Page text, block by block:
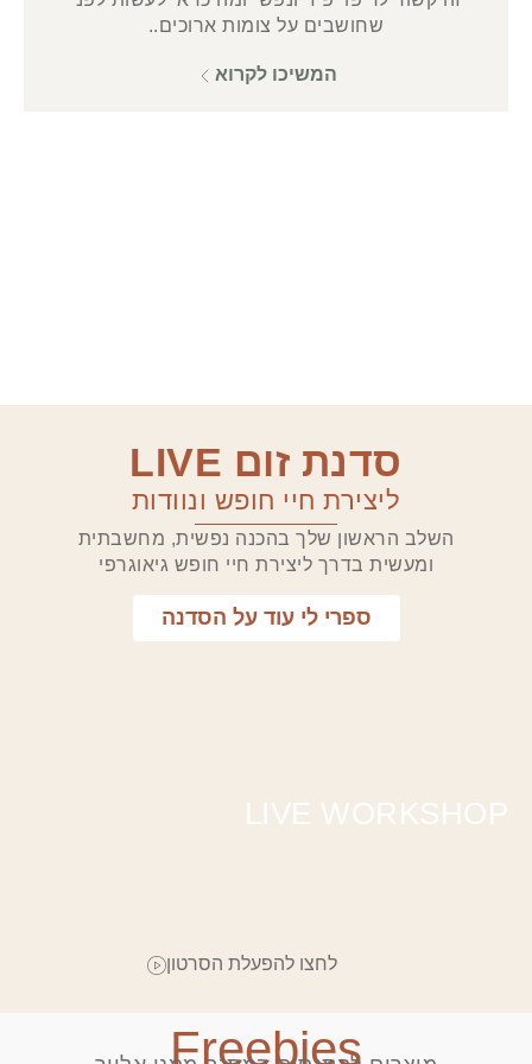
שחושבים על צומות ארוכים..
המשיכו לקרוא
סדנת זום LIVE
ליצירת חיי חופש ונוודות
השלב הראשון שלך בהכנה נפשית, מחשבתית
ומעשית בדרך ליצירת חיי חופש גיאוגרפי
ספרי לי עוד על הסדנה
לחצו להפעלת הסרטון
LIVE WORKSHOP
Freebies